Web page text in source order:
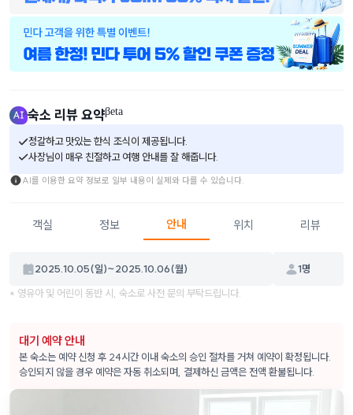
숙소 리뷰 요약βeta
정갈하고 맛있는 한식 조식이 제공됩니다.
사장님이 매우 친절하고 여행 안내를 잘 해줍니다.
AI를 이용한 요약 정보로 일부 내용이 실제와 다를 수 있습니다.
객실 정보 안내 위치 리뷰
2025.10.05(일)~2025.10.06(월) 1명
* 영유아 및 어린이 동반 시, 숙소로 사전 문의 부탁드립니다.
대기 예약 안내
본 숙소는 예약 신청 후 24시간 이내 숙소의 승인 절차를 거쳐 예약이 확정됩니다.
승인되지 않을 경우 예약은 자동 취소되며, 결제하신 금액은 전액 환불됩니다.